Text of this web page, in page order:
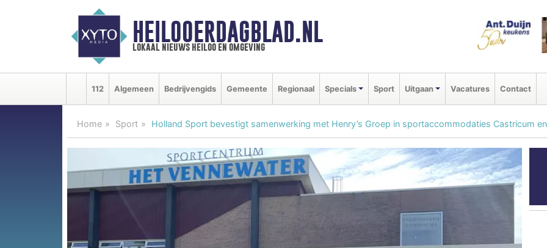
HEILOOERDAGBLAD.NL
lokaal nieuws heiloo en omgeving
112 Algemeen Bedrijvengids Gemeente Regionaal Specials Sport Uitgaan Vacatures Contact
Home Sport Holland Sport bevestigt samenwerking met Henry’s Groep in sportaccommodaties Castricum